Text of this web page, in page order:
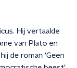
Hij vertaalde
van Plato en
de roman ‘Geen